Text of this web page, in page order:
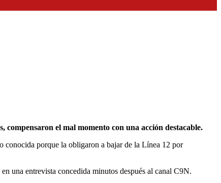
compensaron el mal momento con una acción destacable.
conocida porque la obligaron a bajar de la Línea 12 por
una entrevista concedida minutos después al canal C9N.